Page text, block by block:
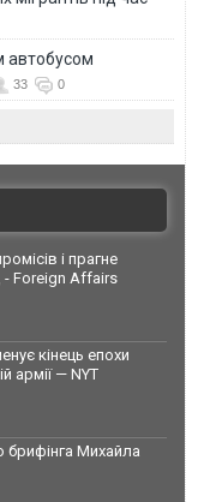
автобусом
33 0
і прагне
- Foreign Affairs
кінець епохи
армії — NYT
брифінга Михайла